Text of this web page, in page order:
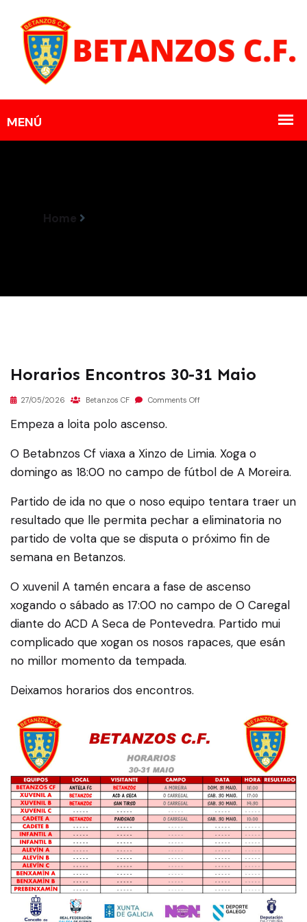
Home
Horarios Encontros 30-31 Maio
27/05/2026 Betanzos CF Comments Off
Empeza a loita polo ascenso.
O Betabnzos Cf viaxa a Xinzo de Limia. Xoga o
domingo as 18:00 no campo de fútbol de A Moreira.
Partido de ida no que o noso equipo tentara traer un
resultado que lle permita pechar a eliminatoria no
partido de volta que se disputa o próximo fin de
semana en Betanzos.
O xuvenil A tamén encara a fase de ascenso
xogando o sábado as 17:00 no campo de O Caregal
diante do ACD A Seca de Pontevedra. Partido mui
complicado que xogan os nosos rapaces, que esán
no millor momento da tempada.
Deixamos horarios dos encontros.